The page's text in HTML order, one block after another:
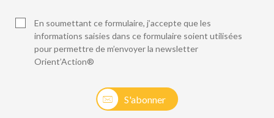
S'abonner
En soumettant ce formulaire, j’accepte que les
informations saisies dans ce formulaire soient utilisées
pour permettre de m’envoyer la newsletter
Orient’Action®